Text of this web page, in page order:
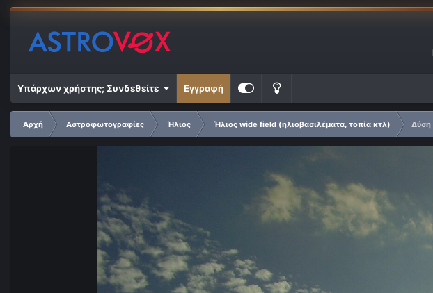
Υπάρχων χρήστης; Συνδεθείτε Εγγραφή
Αρχή Αστροφωτογραφίες Ήλιος Ήλιος wide field (ηλιοβασιλέματα, τοπία κτλ)
Δύση